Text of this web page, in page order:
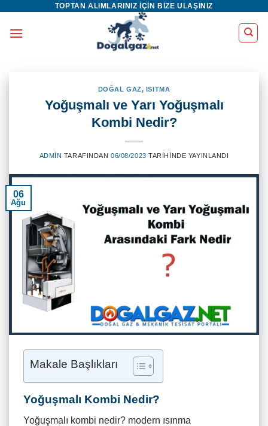
TOPTAN ALIMLARINIZ IÇIN BIZE ULAŞINIZ
DOĞAL GAZ, ISITMA
Yoğuşmalı ve Yarı Yoğuşmalı
Kombi Nedir?
ADMIN TARAFINDAN 06/08/2023 TARIHINDE YAYINLANDI
06
Ağu
Makale Başlıkları
Yoğuşmalı Kombi Nedir?
Yoğuşmalı kombi nedir? modern ısınma